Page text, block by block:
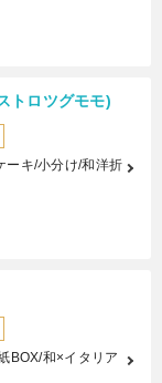
トロツグモモ)
ーキ/小分け/和洋折
BOX/和×イタリア